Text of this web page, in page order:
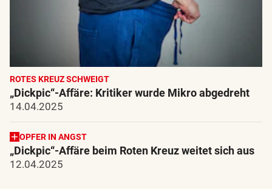
ROTES KREUZ SCHWEIGT
„Dickpic“-Affäre: Kritiker wurde Mikro abgedreht
14.04.2025
OPFER IN ANGST
„Dickpic“-Affäre beim Roten Kreuz weitet sich aus
12.04.2025